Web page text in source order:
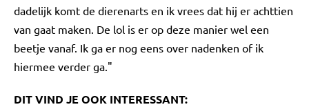
dadelijk komt de dierenarts en ik vrees dat hij er achttien
van gaat maken. De lol is er op deze manier wel een
beetje vanaf. Ik ga er nog eens over nadenken of ik
hiermee verder ga."
DIT VIND JE OOK INTERESSANT: